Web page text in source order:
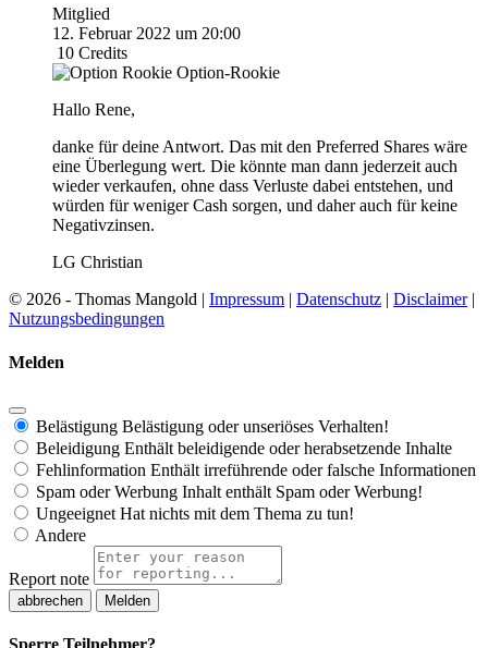
Mitglied
12. Februar 2022 um 20:00
10 Credits
Option-Rookie
Hallo Rene,
danke für deine Antwort. Das mit den Preferred Shares wäre
eine Überlegung wert. Die könnte man dann jederzeit auch
wieder verkaufen, ohne dass Verluste dabei entstehen, und
würden für weniger Cash sorgen, und daher auch für keine
Negativzinsen.
LG Christian
© 2026 - Thomas Mangold | Impressum | Datenschutz | Disclaimer|
Nutzungsbedingungen
Melden
Belästigung Belästigung oder unseriöses Verhalten!
Beleidigung Enthält beleidigende oder herabsetzende Inhalte
Fehlinformation Enthält irreführende oder falsche Informationen
Spam oder Werbung Inhalt enthält Spam oder Werbung!
Ungeeignet Hat nichts mit dem Thema zu tun!
Andere
Report note
Melden